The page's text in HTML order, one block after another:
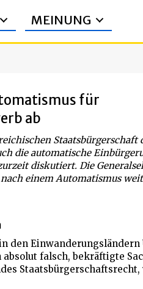
MEINUNG
für
ab
Staatsbürgerschaft
die automatische
diskutiert. Die
einem Automatismus
den Einwanderungsländern
falsch, bekräftigte